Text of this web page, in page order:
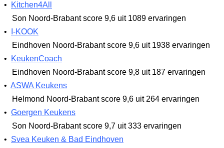
•
Kitchen4All
Son Noord-Brabantscore 9,6 uit 1089 ervaringen
•
I-KOOK
Eindhoven Noord-Brabantscore 9,6 uit 1938 ervaringen
•
KeukenCoach
Eindhoven Noord-Brabantscore 9,8 uit 187 ervaringen
• ASWA Keukens
Helmond Noord-Brabantscore 9,6 uit 264 ervaringen
• Goergen Keukens
Son Noord-Brabantscore 9,7 uit 333 ervaringen
• Svea Keuken & Bad Eindhoven